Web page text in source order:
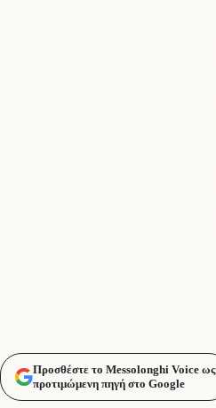
Προσθέστε το Messolonghi Voice ως
προτιμώμενη πηγή στο Google